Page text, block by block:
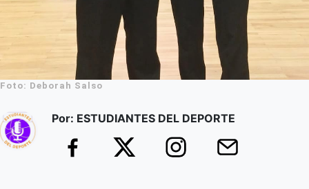
Foto: Deborah Salso
Por: ESTUDIANTES DEL DEPORTE